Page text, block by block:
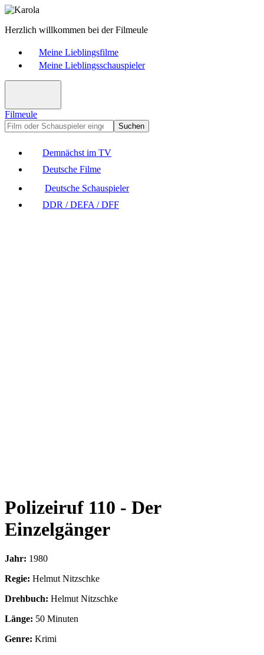
Herzlich willkommen bei der Filmeule
Meine Lieblingsfilme
Meine Lieblingsschauspieler
Filmeule
Suchen
Demnächst im TV
Deutsche Filme
Deutsche Schauspieler
DDR / DEFA / DFF
Polizeiruf 110 - Der
Einzelgänger
Jahr: 1980
Regie: Helmut Nitzschke
Drehbuch: Helmut Nitzschke
Länge: 50 Minuten
Genre: Krimi